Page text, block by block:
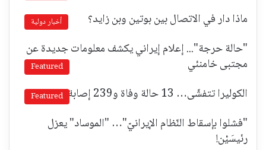
ماذا دار في الاتصال بين بوتين وبن زايد؟ أخبار دولية
"حالة حرجة"... إعلام إيراني يكشف معلومات جديدة عن
مجتبى خامنئي
Featured
الكوليرا تتفشّى… 13 حالة وفاة و239 إصابة! Featured
"فشلوا بإسقاط النّظام الإيرانيّ"… "الموساد" يعزل
رئيسَيْن!